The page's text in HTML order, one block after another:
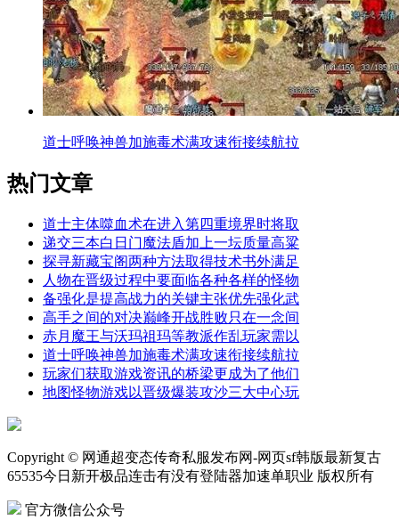
道士呼唤神兽加施毒术满攻速衔接续航拉
热门文章
道士主体噬血术在进入第四重境界时将取
递交三本白日门魔法盾加上一坛质量高粱
探寻新藏宝阁两种方法取得技术书外满足
人物在晋级过程中要面临各种各样的怪物
备强化是提高战力的关键主张优先强化武
高手之间的对决巅峰开战胜败只在一念间
赤月魔王与沃玛祖玛等教派作乱玩家需以
道士呼唤神兽加施毒术满攻速衔接续航拉
玩家们获取游戏资讯的桥梁更成为了他们
地图怪物游戏以晋级爆装攻沙三大中心玩
Copyright © 网通超变态传奇私服发布网-网页sf韩版最新复古
65535今日新开极品连击有没有登陆器加速单职业 版权所有
官方微信公众号